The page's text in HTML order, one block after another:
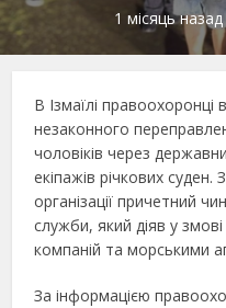
1 місяць назад
В Ізмаїлі
незаконного
чоловіків через
екіпажів річкових суден.
організації причетний
служби, який діяв у
компаній та морськими
За інформацією